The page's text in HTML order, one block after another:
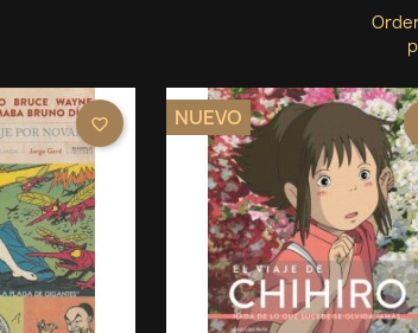
favorite_border NUEVO